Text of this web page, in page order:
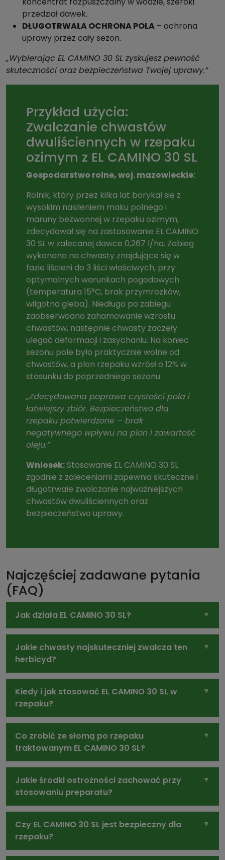
przedział dawek.
DŁUGOTRWAŁA OCHRONA POLA – ochrona
uprawy przez cały sezon.
„Wybierając EL CAMINO 30 SL zyskujesz pewność
skuteczności oraz bezpieczeństwa Twojej uprawy.”
Przykład użycia:
Zwalczanie chwastów
dwuliściennych w rzepaku
ozimym z EL CAMINO 30 SL
Gospodarstwo rolne, woj. mazowieckie:
Rolnik, który przez kilka lat borykał się z
wysokim nasileniem maku polnego i
maruny bezwonnej w rzepaku ozimym,
zdecydował się na zastosowanie EL CAMINO
30 SL w zalecanej dawce 0,267 l/ha. Zabieg
wykonano na chwasty znajdujące się w
fazie liścieni do 3 liści właściwych, przy
optymalnych warunkach pogodowych
(temperatura 15°C, brak przymrozków,
wilgotna gleba). Niedługo po zabiegu
zaobserwoano zahamowanie wzrostu
chwastów, następnie chwasty zaczęły
ulegać deformacji i zasychaniu. Na koniec
sezonu pole było praktycznie wolne od
chwastów, a plon rzepaku wzrósł o 12% w
stosunku do poprzedniego sezonu.
„Zdecydowana poprawa czystości pola i
łatwiejszy zbiór. Bezpieczeństwo dla
rzepaku potwierdzone – brak
negatywnego wpływu na plon i zawartość
oleju.”
Wniosek:Stosowanie EL CAMINO 30 SL
zgodnie z zaleceniami zapewnia skuteczne i
długotrwałe zwalczanie najważniejszych
chwastów dwuliściennych oraz
bezpieczeństwo uprawy.
Najczęściej zadawane pytania
(FAQ)
Jak działa EL CAMINO 30 SL?
Jakie chwasty najskuteczniej zwalcza ten
herbicyd?
Kiedy i jak stosować EL CAMINO 30 SL w
rzepaku?
Co zrobić ze słomą po rzepaku
traktowanym EL CAMINO 30 SL?
Jakie środki ostrożności zachować przy
stosowaniu preparatu?
Czy EL CAMINO 30 SL jest bezpieczny dla
rzepaku?